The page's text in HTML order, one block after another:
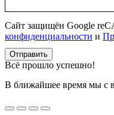
Сайт защищён Google
конфиденциальности и
Отправить
Всё прошло успешно!
В ближайшее время мы с